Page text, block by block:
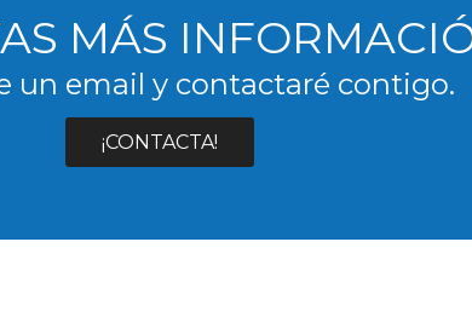
MÁS
un email y contactaré contigo.
¡CONTACTA!